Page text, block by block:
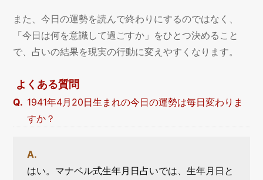
また、今日の運勢を読んで終わりにするのではなく、
「今日は何を意識して過ごすか」をひとつ決めること
で、占いの結果を現実の行動に変えやすくなります。
よくある質問
1941年4月20日生まれの今日の運勢は毎日変わりま
すか？
はい。マナベル式生年月日占いでは、生年月日と